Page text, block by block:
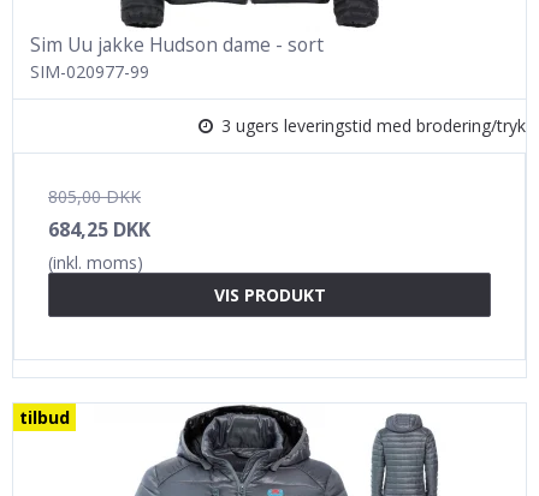
Sim Uu jakke Hudson dame - sort
SIM-020977-99
3 ugers leveringstid med brodering/tryk
805,00 DKK
684,25 DKK
(inkl. moms)
VIS PRODUKT
tilbud